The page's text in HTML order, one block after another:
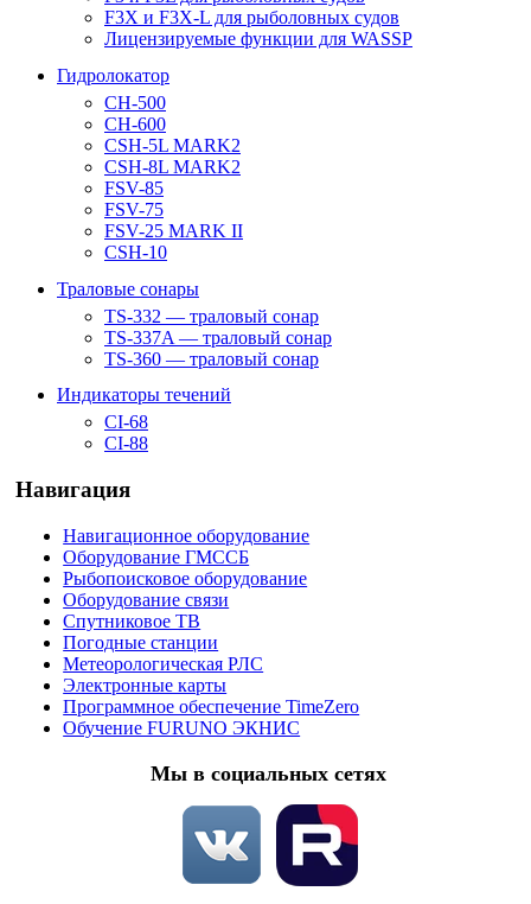
F3X и F3X-L для рыболовных судов
Лицензируемые функции для WASSP
Гидролокатор
CH-500
CH-600
CSH-5L MARK2
CSH-8L MARK2
FSV-85
FSV-75
FSV-25 MARK II
CSH-10
Траловые сонары
TS-332 — траловый сонар
TS-337A — траловый сонар
TS-360 — траловый сонар
Индикаторы течений
CI-68
CI-88
Навигация
Навигационное оборудование
Оборудование ГМССБ
Рыбопоисковое оборудование
Оборудование связи
Спутниковое ТВ
Погодные станции
Метеорологическая РЛС
Электронные карты
Программное обеспечение TimeZero
Обучение FURUNO ЭКНИС
Мы в социальных сетях